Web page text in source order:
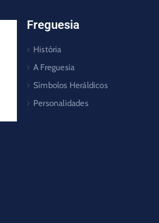
Freguesia
História
A Freguesia
Símbolos Heráldicos
Personalidades